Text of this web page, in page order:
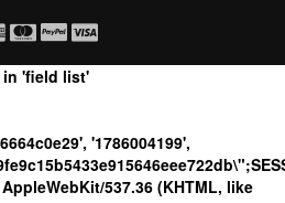
in 'field list'
'1786004199',
537.36 (KHTML, like